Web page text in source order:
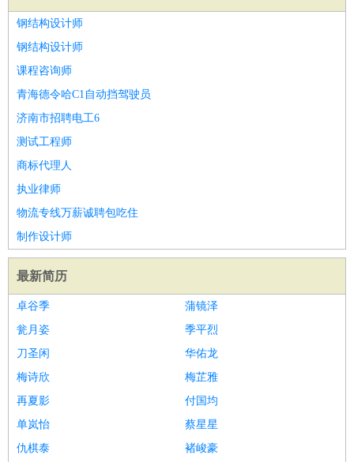
钢结构设计师
钢结构设计师
课程咨询师
青海德令哈C1自动挡驾驶员
济南市招聘电工6
测试工程师
商标代理人
执业律师
物流专线万薪诚聘包吃住
制作设计师
最新简历
卓谷季
蒲镜泽
瓮月姿
季平烈
刀圣闲
华佑龙
梅诗欣
梅芷雅
再夏影
付国均
单岚怡
蔡星星
仇棋泰
褚峻豪